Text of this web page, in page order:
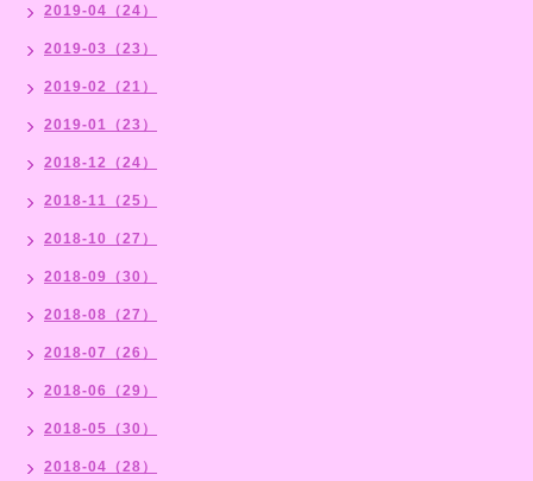
2019-04（24）
2019-03（23）
2019-02（21）
2019-01（23）
2018-12（24）
2018-11（25）
2018-10（27）
2018-09（30）
2018-08（27）
2018-07（26）
2018-06（29）
2018-05（30）
2018-04（28）